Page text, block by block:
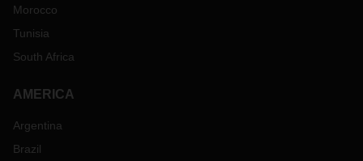
Morocco
Tunisia
South Africa
AMERICA
Argentina
Brazil